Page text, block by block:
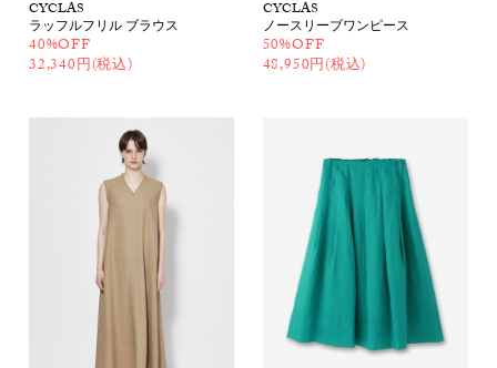
CYCLAS
ラッフルフリル ブラウス
40%OFF
32,340円(税込)
CYCLAS
ノースリーブワンピース
50%OFF
48,950円(税込)